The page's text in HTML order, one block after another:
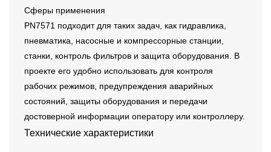
Сферы применения
PN7571 подходит для таких задач, как гидравлика,
пневматика, насосные и компрессорные станции,
станки, контроль фильтров и защита оборудования. В
проекте его удобно использовать для контроля
рабочих режимов, предупреждения аварийных
состояний, защиты оборудования и передачи
достоверной информации оператору или контроллеру.
Технические характеристики